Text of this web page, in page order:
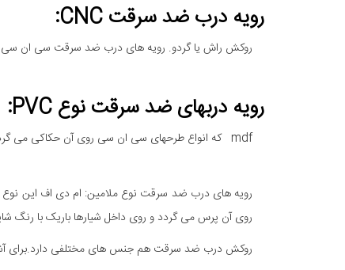
رویه درب ضد سرقت CNC:
روکش راش یا گردو. رویه های درب ضد سرقت سی ان سی
رویه دربهای ضد سرقت نوع PVC:
mdf که انواع طرحهای سی ان سی روی آن حکاکی می گردد.
روی آن پرس می گردد و روی داخل شیارها باریک با رنگ
روکش درب ضد سرقت هم جنس های مختلفی دارد.برای